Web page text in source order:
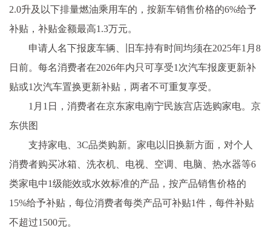
2.0升及以下排量燃油乘用车的，按新车销售价格的6%给予
补贴，补贴金额最高1.3万元。
申请人名下报废车辆、旧车持有时间均须在2025年1月8
日前。每名消费者在2026年内只可享受1次汽车报废更新补
贴或1次汽车置换更新补贴，两者不可重复享受。
1月1日，消费者在京东家电南宁民族宫店选购家电。京
东供图
支持家电、3C品类购新。家电以旧换新方面，对个人
消费者购买冰箱、洗衣机、电视、空调、电脑、热水器等6
类家电中1级能效或水效标准的产品，按产品销售价格的
15%给予补贴，每位消费者每类产品可补贴1件，每件补贴
不超过1500元。